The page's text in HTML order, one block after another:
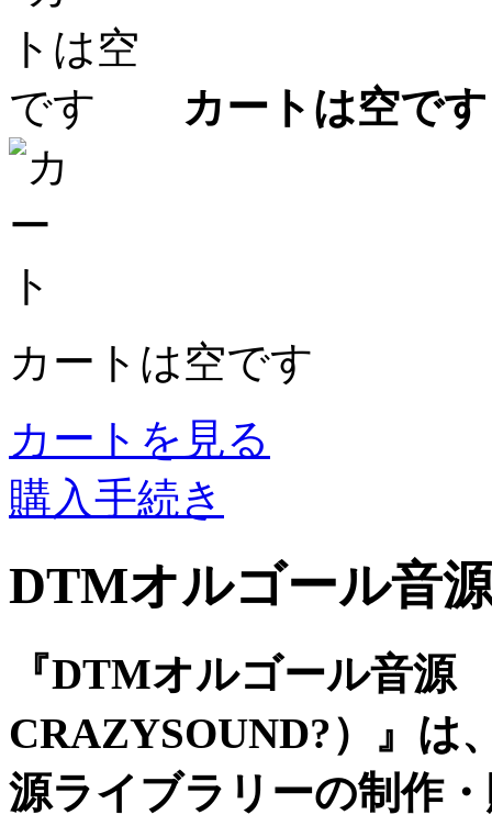
カートは空です
カートは空です
カートを見る
購入手続き
DTMオルゴール音
『DTMオルゴール音源
CRAZYSOUND?）』は
源ライブラリーの制作